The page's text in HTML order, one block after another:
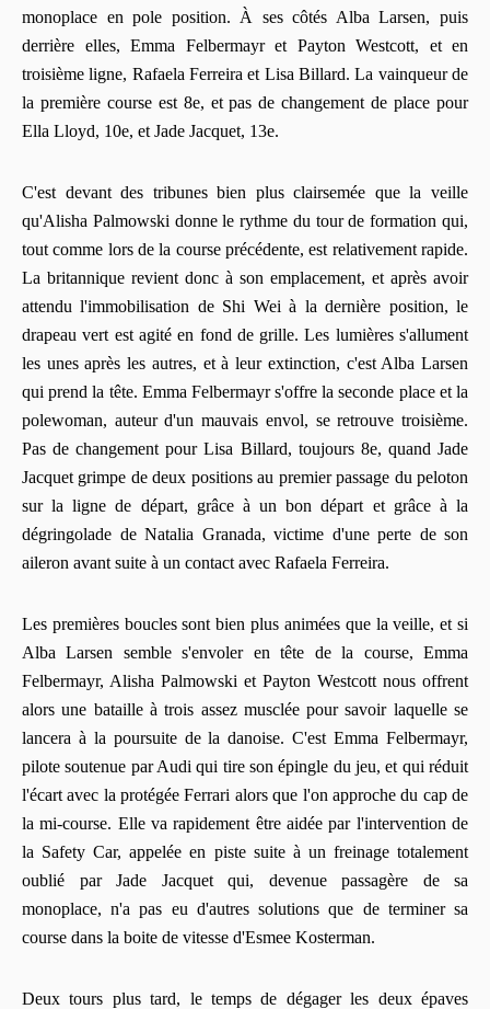
monoplace en pole position. À ses côtés Alba Larsen, puis
derrière elles, Emma Felbermayr et Payton Westcott, et en
troisième ligne, Rafaela Ferreira et Lisa Billard. La vainqueur de
la première course est 8e, et pas de changement de place pour
Ella Lloyd, 10e, et Jade Jacquet, 13e.
C'est devant des tribunes bien plus clairsemée que la veille
qu'Alisha Palmowski donne le rythme du tour de formation qui,
tout comme lors de la course précédente, est relativement rapide.
La britannique revient donc à son emplacement, et après avoir
attendu l'immobilisation de Shi Wei à la dernière position, le
drapeau vert est agité en fond de grille. Les lumières s'allument
les unes après les autres, et à leur extinction, c'est Alba Larsen
qui prend la tête. Emma Felbermayr s'offre la seconde place et la
polewoman, auteur d'un mauvais envol, se retrouve troisième.
Pas de changement pour Lisa Billard, toujours 8e, quand Jade
Jacquet grimpe de deux positions au premier passage du peloton
sur la ligne de départ, grâce à un bon départ et grâce à la
dégringolade de Natalia Granada, victime d'une perte de son
aileron avant suite à un contact avec Rafaela Ferreira.
Les premières boucles sont bien plus animées que la veille, et si
Alba Larsen semble s'envoler en tête de la course, Emma
Felbermayr, Alisha Palmowski et Payton Westcott nous offrent
alors une bataille à trois assez musclée pour savoir laquelle se
lancera à la poursuite de la danoise. C'est Emma Felbermayr,
pilote soutenue par Audi qui tire son épingle du jeu, et qui réduit
l'écart avec la protégée Ferrari alors que l'on approche du cap de
la mi-course. Elle va rapidement être aidée par l'intervention de
la Safety Car, appelée en piste suite à un freinage totalement
oublié par Jade Jacquet qui, devenue passagère de sa
monoplace, n'a pas eu d'autres solutions que de terminer sa
course dans la boite de vitesse d'Esmee Kosterman.
Deux tours plus tard, le temps de dégager les deux épaves